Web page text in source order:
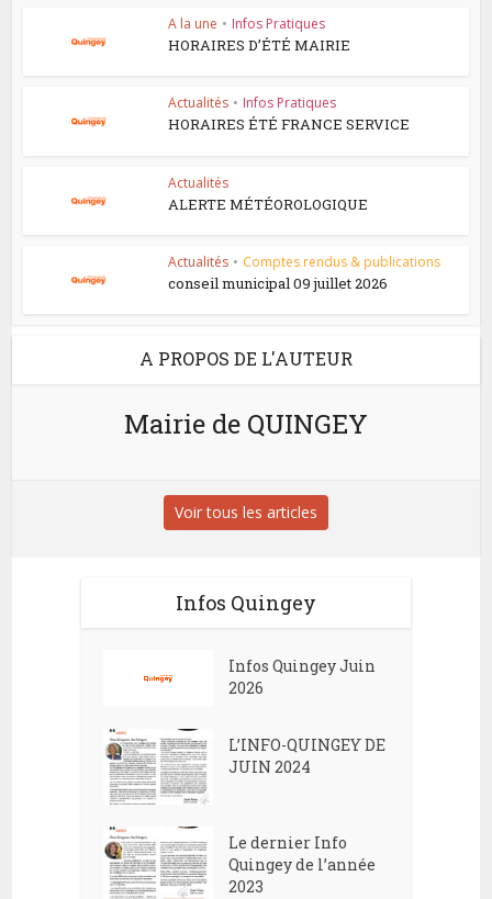
A la une • Infos Pratiques
HORAIRES D’ÉTÉ MAIRIE
Actualités • Infos Pratiques
HORAIRES ÉTÉ FRANCE SERVICE
Actualités
ALERTE MÉTÉOROLOGIQUE
Actualités • Comptes rendus & publications
conseil municipal 09 juillet 2026
A PROPOS DE L'AUTEUR
Mairie de QUINGEY
Voir tous les articles
Infos Quingey
Infos Quingey Juin
2026
L’INFO-QUINGEY DE
JUIN 2024
Le dernier Info
Quingey de l’année
2023